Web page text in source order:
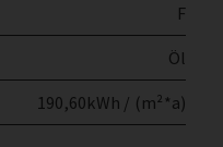
F
Öl
190,60kWh / (m²*a)